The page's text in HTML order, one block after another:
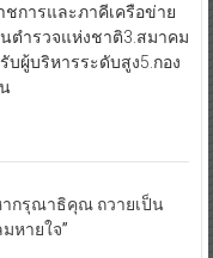
การและภาคีเครือข่าย
ตำรวจแห่งชาติ3.สมาคม
ผู้บริหารระดับสูง5.กอง
กรุณาธิคุณ ถวายเป็น
หายใจ”